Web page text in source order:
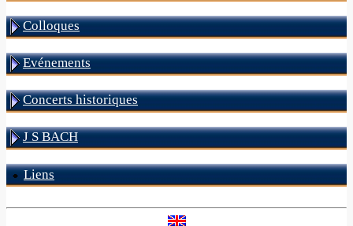
Colloques
Evénements
Concerts historiques
J S BACH
Liens